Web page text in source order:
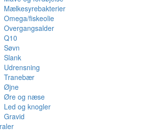
Mælkesyrebakterier
Omega/fiskeolie
Overgangsalder
Q10
Søvn
Slank
Udrensning
Tranebær
Øjne
Øre og næse
Led og knogler
Gravid